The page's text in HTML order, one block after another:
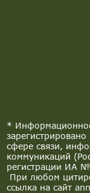
* Информационное
сфере связи,
коммуникаций
регистрации ИА
При любом
ссылка на сайт